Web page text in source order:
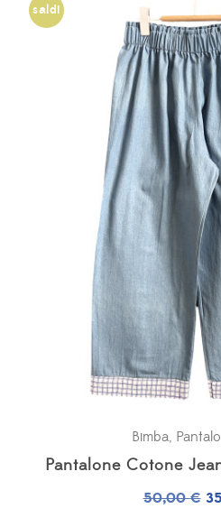
saldi
Bimba,
Pantalone Cotone
50,00€ Il